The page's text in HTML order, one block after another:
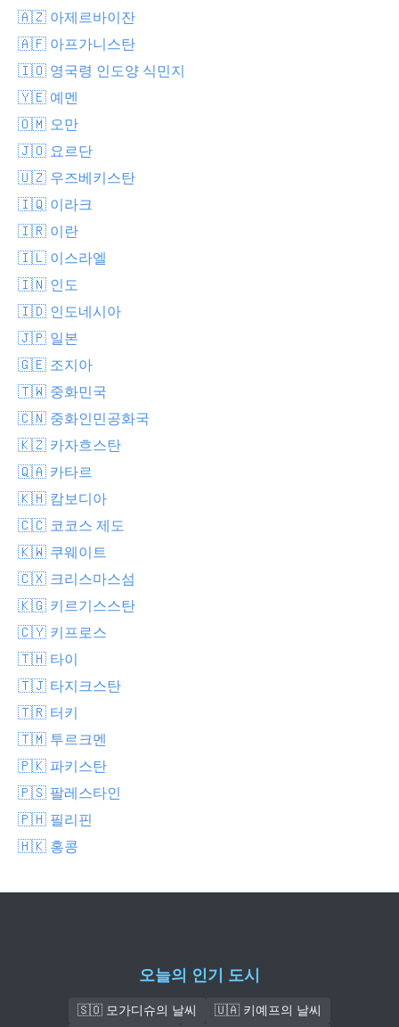
🇦🇿 아제르바이잔
🇦🇫 아프가니스탄
🇮🇴 영국령 인도양 식민지
🇾🇪 예멘
🇴🇲 오만
🇯🇴 요르단
🇺🇿 우즈베키스탄
🇮🇶 이라크
🇮🇷 이란
🇮🇱 이스라엘
🇮🇳 인도
🇮🇩 인도네시아
🇯🇵 일본
🇬🇪 조지아
🇹🇼 중화민국
🇨🇳 중화인민공화국
🇰🇿 카자흐스탄
🇶🇦 카타르
🇰🇭 캄보디아
🇨🇨 코코스 제도
🇰🇼 쿠웨이트
🇨🇽 크리스마스섬
🇰🇬 키르기스스탄
🇨🇾 키프로스
🇹🇭 타이
🇹🇯 타지크스탄
🇹🇷 터키
🇹🇲 투르크멘
🇵🇰 파키스탄
🇵🇸 팔레스타인
🇵🇭 필리핀
🇭🇰 홍콩
오늘의 인기 도시
🇸🇴 모가디슈의 날씨
🇺🇦 키예프의 날씨